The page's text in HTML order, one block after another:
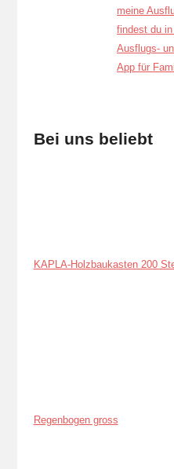
Bei uns beliebt
KAPLA-Holzbaukasten 200
Regenbogen gross